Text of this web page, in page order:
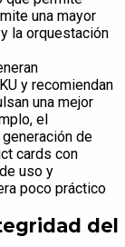
una mayor
la orquestación
y recomiendan
una mejor
el
de
cards con
uso y
poco práctico
del